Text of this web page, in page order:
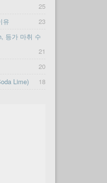
25
유
23
등가 마취 수
21
20
Lime)
18